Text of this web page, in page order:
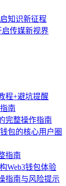
知识新征程
传媒新视界
程+避坑提醒
南
完整操作指南
包的核心用户圈
指南
Web3钱包体验
指南与风险提示